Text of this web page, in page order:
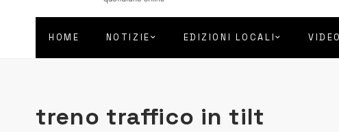
HOME NOTIZIE EDIZIONI LOCALI VIDEO
treno traffico in tilt